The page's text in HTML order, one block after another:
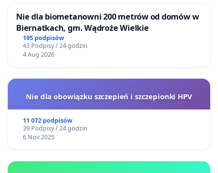
Nie dla biometanowni 200 metrów od domów w
Biernatkach, gm. Wądroże Wielkie
195 podpisów
43 Podpisy / 24 godzin
4 Aug 2026
Nie dla obowiązku szczepień i szczepionki HPV
11 072 podpisów
39 Podpisy / 24 godzin
6 Nov 2025